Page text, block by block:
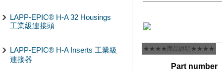
LAPP-EPIC® H-A 32 Housings
工業級連接頭
LAPP-EPIC® H-A Inserts 工業級
連接器
★★★★商品說明★★★★
Part number